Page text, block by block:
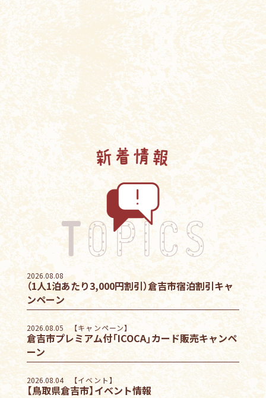
2026.08.08
（1人1泊あたり3,000円割引）倉吉市宿泊割引キャ
ンペーン
2026.08.05 【キャンペーン】
倉吉市プレミアム付「ICOCA」カード販売キャンペ
ーン
2026.08.04 【イベント】
【鳥取県倉吉市】イベント情報